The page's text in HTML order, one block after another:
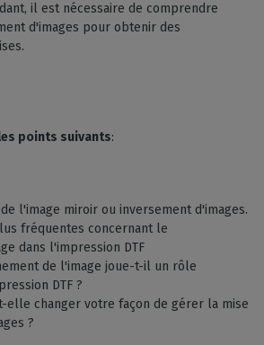
il est nécessaire de comprendre
d'images pour obtenir des
points suivants:
l'image miroir ou inversement d'images.
fréquentes concernant le
dans l'impression DTF
de l'image joue-t-il un rôle
DTF ?
elle changer votre façon de gérer la mise
?